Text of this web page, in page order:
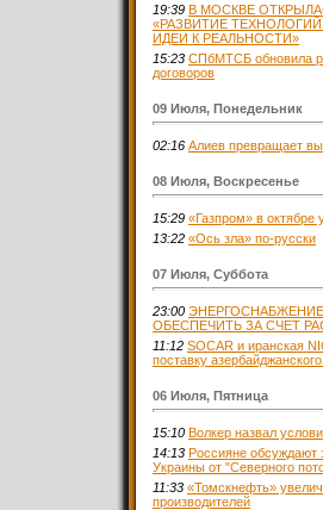
19:39 В МОСКВЕ
«РАЗВИТИЕ
ИДЕИ К РЕАЛЬНОСТИ»
15:23 СПбМТСБ обновила
договоров
09 Июля, Понедельник
02:16 Алиев превращает
08 Июля, Воскресенье
15:29 «Газпром» в октябре
13:22 «Ось зла» по-русски
07 Июля, Суббота
23:00
ОБЕСПЕЧИТЬ ЗА СЧЕТ
11:12 SOCAR и иранская
поставку
06 Июля, Пятница
15:10 Волкер назвал
14:13 Россияне
Украины от "Северного
11:33 «Томскнефть»
производителей